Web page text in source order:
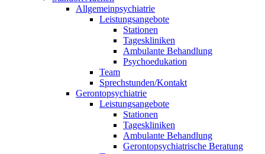
Allgemeinpsychiatrie
Leistungsangebote
Stationen
Tageskliniken
Ambulante Behandlung
Psychoedukation
Team
Sprechstunden/Kontakt
Gerontopsychiatrie
Leistungsangebote
Stationen
Tageskliniken
Ambulante Behandlung
Gerontopsychiatrische Beratung